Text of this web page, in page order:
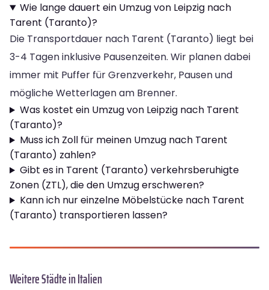
Wie lange dauert ein Umzug von Leipzig nach
Tarent (Taranto)?
Die Transportdauer nach Tarent (Taranto) liegt bei
3-4 Tagen inklusive Pausenzeiten. Wir planen dabei
immer mit Puffer für Grenzverkehr, Pausen und
mögliche Wetterlagen am Brenner.
Was kostet ein Umzug von Leipzig nach Tarent
(Taranto)?
Muss ich Zoll für meinen Umzug nach Tarent
(Taranto) zahlen?
Gibt es in Tarent (Taranto) verkehrsberuhigte
Zonen (ZTL), die den Umzug erschweren?
Kann ich nur einzelne Möbelstücke nach Tarent
(Taranto) transportieren lassen?
Weitere Städte in Italien